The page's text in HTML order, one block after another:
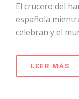
El crucero del
española
celebran y el
LEER MÁS